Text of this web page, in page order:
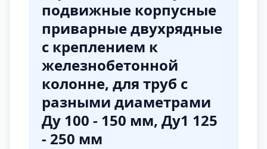
подвижные корпусные
приварные двухрядные
с креплением к
железнобетонной
колонне, для труб с
разными диаметрами
Ду 100 - 150 мм, Ду1 125
- 250 мм